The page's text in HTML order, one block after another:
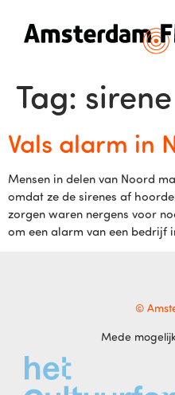
Tag: sirene
Vals alarm in
Mensen in delen van Noord
omdat ze de sirenes af
zorgen waren nergens voor
om een alarm van een bedrijf
©
Mede